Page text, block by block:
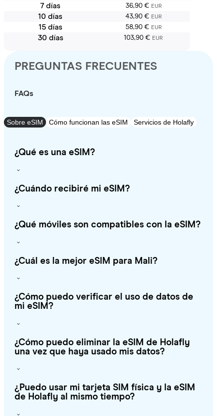
7 días 36,90 € EUR
10 días 43,90 € EUR
15 días 58,90 € EUR
30 días 103,90 € EUR
PREGUNTAS FRECUENTES
FAQs
Sobre eSIM Cómo funcionan las eSIM Servicios de Holafly
¿Qué es una eSIM?
¿Cuándo recibiré mi eSIM?
¿Qué móviles son compatibles con la eSIM?
¿Cuál es la mejor eSIM para Mali?
¿Cómo puedo verificar el uso de datos de
mi eSIM?
¿Cómo puedo eliminar la eSIM de Holafly
una vez que haya usado mis datos?
¿Puedo usar mi tarjeta SIM física y la eSIM
de Holafly al mismo tiempo?